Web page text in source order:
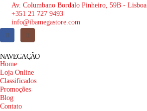
Av. Columbano Bordalo Pinheiro, 59B - Lisboa
+351 21 727 9493
info@ibamegastore.com
NAVEGAÇÃO
Home
Loja Online
Classificados
Promoções
Blog
Contato